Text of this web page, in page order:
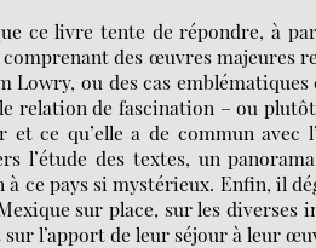
ce livre tente de répondre, à
des œuvres majeures
Lowry, ou des cas
relation de fascination – ou
et ce qu’elle a de commun avec
l’étude des textes, un
ce pays si mystérieux. Enfin, il
sur place, sur les diverses
l’apport de leur séjour à leur